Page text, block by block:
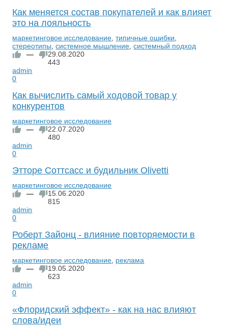
Как меняется состав покупателей и как влияет
это на лояльность
маркетинговое исследование ,типичные ошибки
стереотипы ,системное мышление ,системный подход
—
29.08.2020
443
admin
0
Как вычислить самый ходовой товар у
конкурентов
маркетинговое исследование
—
22.07.2020
480
admin
0
Этторе Соттсасс и будильник Olivetti
маркетинговое исследование
—
15.06.2020
815
admin
0
Роберт Зайонц - влияние повторяемости в
рекламе
маркетинговое исследование реклама
—
19.05.2020
623
admin
0
«Флоридский эффект» - как на нас влияют
слова/идеи